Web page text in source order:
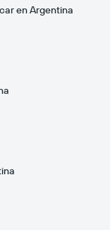
en Argentina